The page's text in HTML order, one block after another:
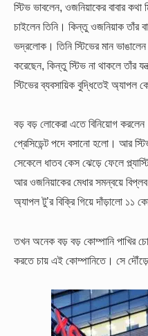
স্টিভ ভাবলেন, ওজনিয়াকের বাবার
চাইলেন তিনি। কিন্তু ওজনিয়াক তাঁর
ভদ্রলোক। তিনি স্টিভের মান
করেছেন, কিন্তু স্টিভ না থাকলে তাঁর
স্টিভের ব্যবসায়িক বুদ্ধিতেই অ্যাপল
বড় বড় লোকেরা এতে বিনিয়োগ
প্রেসিডেন্ট পদে বসানো হলো। আর
সেকেলে ধাতব কেস ঝেড়ে ফেলে
আর ওজনিয়াকের মেধার সমন্বয়ে বিপ্লব
অ্যাপল টু’র বিক্রি গিয়ে দাঁড়ালো ১১
তখন অনেক বড় বড় কোম্পানি পাখির
করতে চায় এই কোম্পানিতে। সে